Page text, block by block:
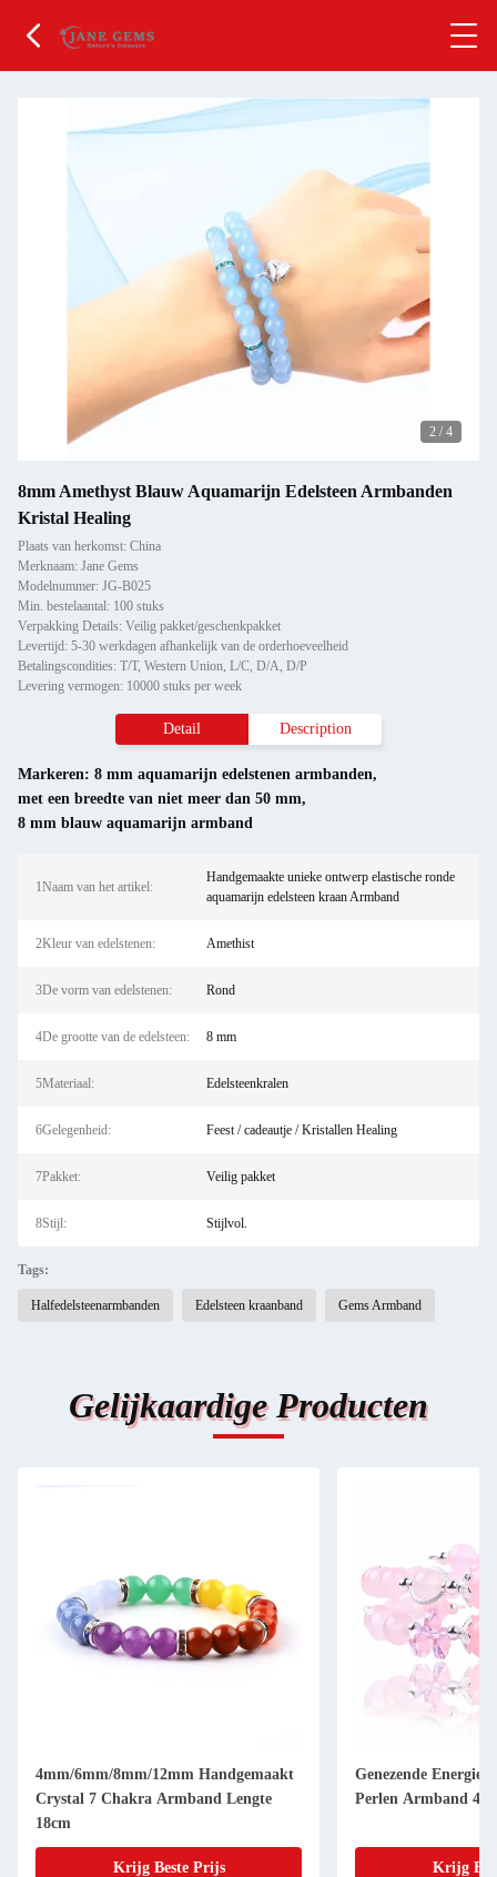
2 / 4
8mm Amethyst Blauw Aquamarijn Edelsteen Armbanden
Kristal Healing
Plaats van herkomst: China
Merknaam: Jane Gems
Modelnummer: JG-B025
Min. bestelaantal: 100 stuks
Verpakking Details: Veilig pakket/geschenkpakket
Levertijd: 5-30 werkdagen afhankelijk van de orderhoeveelheid
Betalingscondities: T/T, Western Union, L/C, D/A, D/P
Levering vermogen: 10000 stuks per week
Detail Description
Markeren: 8 mm aquamarijn edelstenen armbanden,
met een breedte van niet meer dan 50 mm,
8 mm blauw aquamarijn armband
1Naam van het artikel:
Handgemaakte unieke ontwerp elastische ronde
aquamarijn edelsteen kraan Armband
2Kleur van edelstenen: Amethist
3De vorm van edelstenen: Rond
4De grootte van de edelsteen: 8 mm
5Materiaal: Edelsteenkralen
6Gelegenheid: Feest / cadeautje / Kristallen Healing
7Pakket: Veilig pakket
8Stijl: Stijlvol.
Tags:
Halfedelsteenarmbanden Edelsteen kraanband Gems Armband
Gelijkaardige Producten
4mm/6mm/8mm/12mm Handgemaakt
Crystal 7 Chakra Armband Lengte
18cm
Krijg Beste Prijs
Genezende Energie
Perlen Armband 4/
Krijg